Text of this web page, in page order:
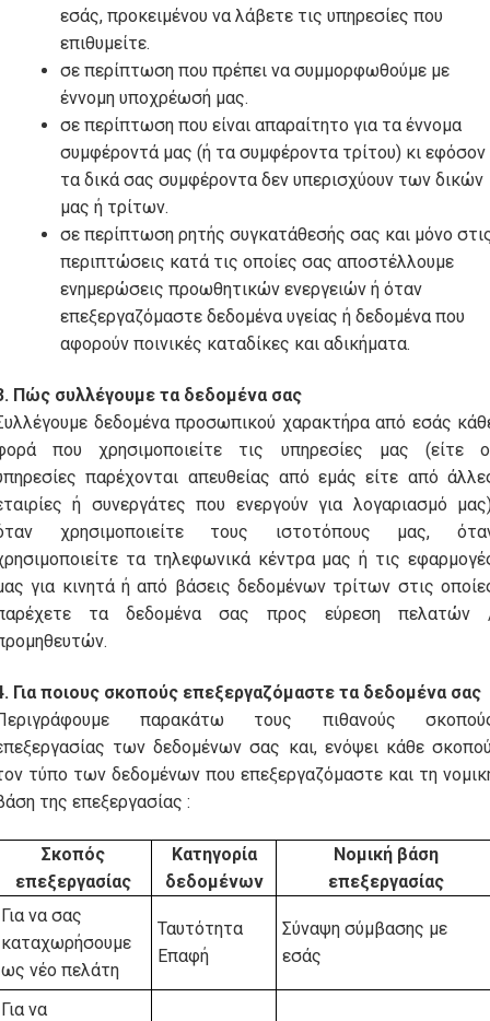
εσάς, προκειμένου να λάβετε τις υπηρεσίες που
επιθυμείτε.
σε περίπτωση που πρέπει να συμμορφωθούμε με
έννομη υποχρέωσή μας.
σε περίπτωση που είναι απαραίτητο για τα έννομα
συμφέροντά μας (ή τα συμφέροντα τρίτου) κι εφόσον
τα δικά σας συμφέροντα δεν υπερισχύουν των δικών
μας ή τρίτων.
σε περίπτωση ρητής συγκατάθεσής σας και μόνο
περιπτώσεις κατά τις οποίες σας αποστέλλουμε
ενημερώσεις προωθητικών ενεργειών ή όταν
επεξεργαζόμαστε δεδομένα υγείας ή δεδομένα που
αφορούν ποινικές καταδίκες και αδικήματα.
Πώς συλλέγουμε τα δεδομένα σας
δεδομένα προσωπικού χαρακτήρα από εσάς
που χρησιμοποιείτε τις υπηρεσίες μας (είτε
παρέχονται απευθείας από εμάς είτε από
ή συνεργάτες που ενεργούν για λογαριασμό
χρησιμοποιείτε τους ιστοτόπους μας,
τα τηλεφωνικά κέντρα μας ή τις
για κινητά ή από βάσεις δεδομένων τρίτων στις
τα δεδομένα σας προς εύρεση πελατών
Για ποιους σκοπούς επεξεργαζόμαστε τα δεδομένα σας
παρακάτω τους πιθανούς
των δεδομένων σας και, ενόψει κάθε
τύπο των δεδομένων που επεξεργαζόμαστε και τη
της επεξεργασίας :
Σκοπός
επεξεργασίας
Κατηγορία
δεδομένων
Νομική βάση
επεξεργασίας
Για να σας
καταχωρήσουμε
ως νέο πελάτη
Ταυτότητα
Επαφή
Σύναψη σύμβασης με
εσάς
Για να